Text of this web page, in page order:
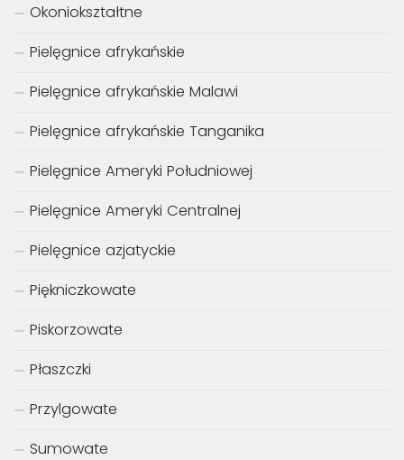
Okoniokształtne
Pielęgnice afrykańskie
Pielęgnice afrykańskie Malawi
Pielęgnice afrykańskie Tanganika
Pielęgnice Ameryki Południowej
Pielęgnice Ameryki Centralnej
Pielęgnice azjatyckie
Piękniczkowate
Piskorzowate
Płaszczki
Przylgowate
Sumowate